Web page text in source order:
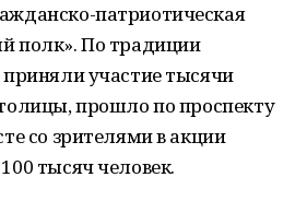
патриотическая
полк». По традиции
участие тысячи
прошло по проспекту
со зрителями в акции
тысяч человек.